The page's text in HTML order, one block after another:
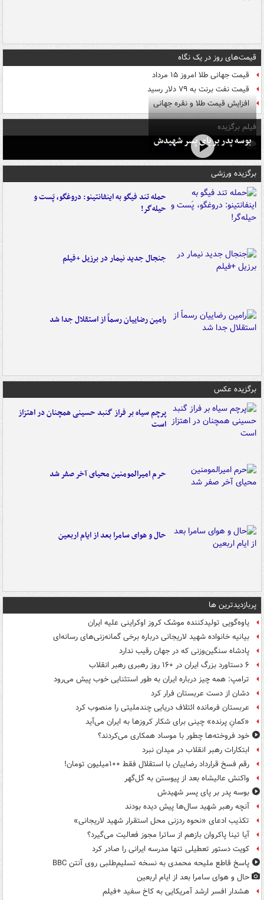
قیمت‌های روز در یک نگاه
قیمت جهانی طلا امروز ۱۵ مرداد
قیمت نفت برنت به ۷۹ دلار رسید
افزایش قیمت طلا و نقره جهانی
فیلم برگزیده
بوسه‌ پدر بر پای پسر شهیدش
برگزیده ورزشی
حمله تند فیگو به اینفانتینو: دروغگو، پَست‌ و
حیله‌گر!
جنجال جدید نیمار در برزیل +فیلم
رامین رضاییان رسماً از استقلال جدا شد
برگزیده عکس
پرچم سیاه بر فراز گنبد حسینی همچنان در اهتزاز
است
حرم امیرالمومنین محیای آخر صفر شد
حال و هوای سامرا بعد از ایام اربعین
پربازدیدترین ها
یاوه‌گویی تولیدکننده موشک کروز اوکراینی علیه ایران
بیانیه خانواده شهید لاریجانی درباره برخی گمانه‌زنی‌های رسانه‌ای
پادشاه سنگین‌وزنی که در جهان رقیب ندارد
۶ دستاورد بزرگ ایران در ۱۶۰ روز رهبری رهبر انقلاب
ترامپ: همه چیز درباره ایران به طور استثنایی خوب پیش می‌رود
دشان از دست عربستان فرار کرد
عربستان فرمانده ائتلاف دریایی چندملیتی را منصوب کرد
«کمانِ پرنده» چینی برای شکار کروزها به ایران می‌آید
خود فروخته‌ها چطور با موساد همکاری می‌کردند؟
ابتکارات رهبر انقلاب در میدان نبرد
رقم فسخ قرارداد رضاییان با استقلال فقط ۱۰۰میلیون تومان!
واکنش عالیشاه بعد از پیوستن به گل‌گهر
بوسه‌ پدر بر پای پسر شهیدش
آنچه رهبر شهید سال‌ها پیش دیده بودند
تکذیب ادعای «نحوه ردزنی محل استقرار شهید لاریجانی»
آیا تینا پاکروان بازهم از ساترا مجوز فعالیت می‌گیرد؟
کویت دستور تعطیلی تنها مدرسه ایرانی را صادر کرد
پاسخ قاطع ملیحه محمدی به نسخه تسلیم‌طلبی روی آنتن BBC
حال و هوای سامرا بعد از ایام اربعین
هشدار افسر ارشد آمریکایی به کاخ سفید +فیلم